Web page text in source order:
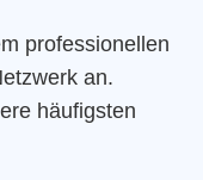
professionellen
an.
häufigsten